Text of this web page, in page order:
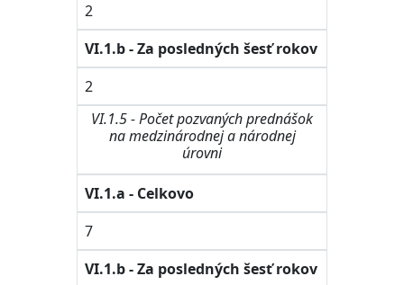
2
VI.1.b - Za posledných šesť rokov
2
VI.1.5 - Počet pozvaných prednášok
na medzinárodnej a národnej
úrovni
VI.1.a - Celkovo
7
VI.1.b - Za posledných šesť rokov